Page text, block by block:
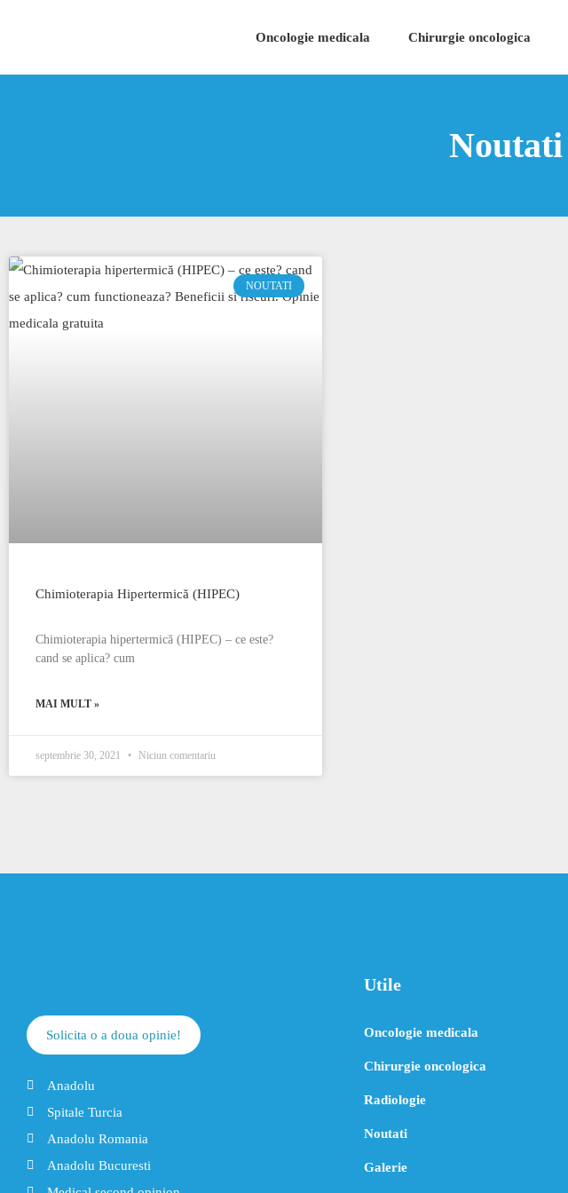
Oncologie medicala Chirurgie oncologica
Noutati
NOUTATI
Chimioterapia Hipertermică (HIPEC)
Chimioterapia hipertermică (HIPEC) – ce este?
cand se aplica? cum
MAI MULT »
septembrie 30, 2021 Niciun comentariu
Solicita o a doua opinie!
Anadolu
Spitale Turcia
Anadolu Romania
Anadolu Bucuresti
Utile
Oncologie medicala
Chirurgie oncologica
Radiologie
Noutati
Galerie